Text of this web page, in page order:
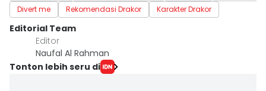
Divert me
Rekomendasi Drakor Karakter Drakor
Editorial Team
Editor
Naufal Al Rahman
Tonton lebih seru di